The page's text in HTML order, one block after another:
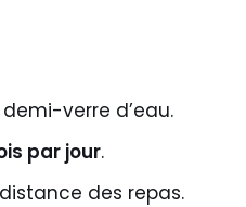
verre d’eau.
par jour.
des repas.